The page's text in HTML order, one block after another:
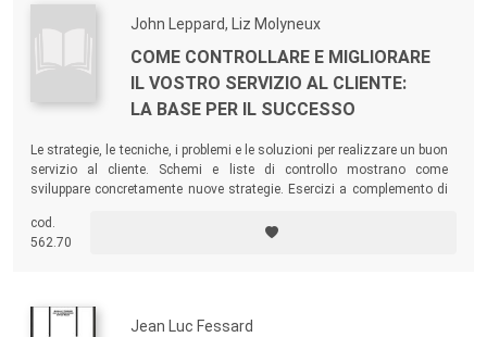
John Leppard, Liz Molyneux
COME CONTROLLARE E MIGLIORARE
IL VOSTRO SERVIZIO AL CLIENTE:
LA BASE PER IL SUCCESSO
Le strategie, le tecniche, i problemi e le soluzioni per realizzare un buon
servizio al cliente. Schemi e liste di controllo mostrano come
sviluppare concretamente nuove strategie. Esercizi a complemento di
cod.
562.70
Jean Luc Fessard